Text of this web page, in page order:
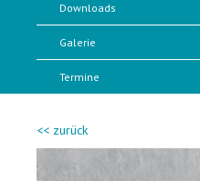
Downloads
Galerie
Termine
<< zurück